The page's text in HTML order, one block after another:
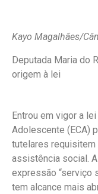
Kayo Magalhães/
Deputada Maria do
origem à lei
Entrou em vigor a
Adolescente (ECA)
tutelares
assistência social.
expressão “serviço
tem alcance mais